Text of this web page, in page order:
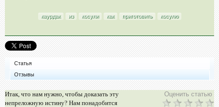
каурдак из косули как приготовить косулю
Статья
Отзывы
Оценить статью
Итак, что нам нужно, чтобы доказать эту
непреложную истину? Нам понадобится